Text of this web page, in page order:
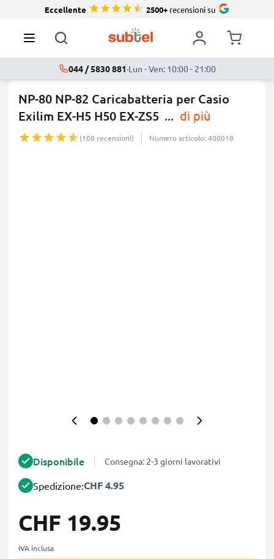
Eccellente 2500+recensioni su
044 / 5830 881·Lun - Ven: 10:00 - 21:00
NP-80 NP-82 Caricabatteria per Casio
Exilim EX-H5 H50 EX-ZS5 ... di più
(108 recensioni) Numero articolo: 400018
Disponibile Consegna: 2-3 giorni lavorativi
Spedizione:CHF 4.95
CHF 19.95
IVA inclusa